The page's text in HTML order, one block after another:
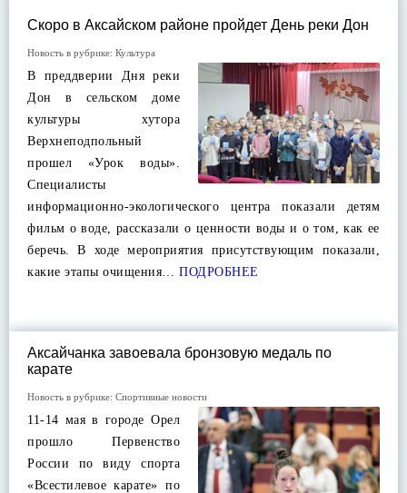
Скоро в Аксайском районе пройдет День реки Дон
Новость в рубрике: Культура
В преддверии Дня реки
Дон в сельском доме
культуры хутора
Верхнеподпольный
прошел «Урок воды».
Специалисты
информационно-экологического центра показали детям
фильм о воде, рассказали о ценности воды и о том, как ее
беречь. В ходе мероприятия присутствующим показали,
какие этапы очищения… ПОДРОБНЕЕ
Аксайчанка завоевала бронзовую медаль по
карате
Новость в рубрике: Спортивные новости
11-14 мая в городе Орел
прошло Первенство
России по виду спорта
«Всестилевое карате» по